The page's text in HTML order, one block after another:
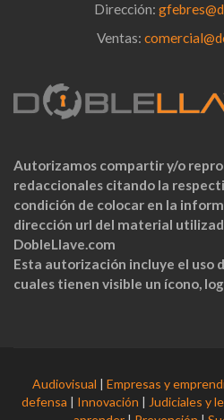
Dirección:
Ventas:
Autorizamos compartir y/o
redaccionales citando la
condición de colocar en la
dirección url del material
DobleLlave.com
Esta autorización incluye el uso
cuales tienen visible un ícono,
Audiovisual | Empresas y
defensa | Innovación | Judiciales y